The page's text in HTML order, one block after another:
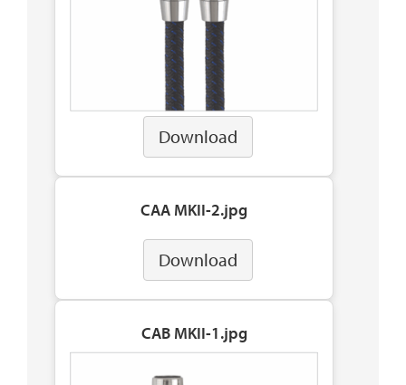
Download
CAA MKII-2.jpg
Download
CAB MKII-1.jpg